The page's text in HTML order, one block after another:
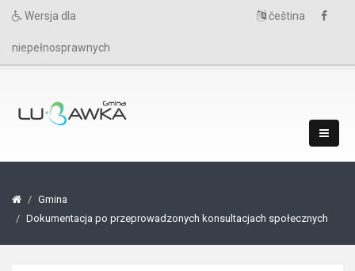
Wersja dla
niepełnosprawnych
čeština
Gmina
Dokumentacja po przeprowadzonych konsultacjach społecznych